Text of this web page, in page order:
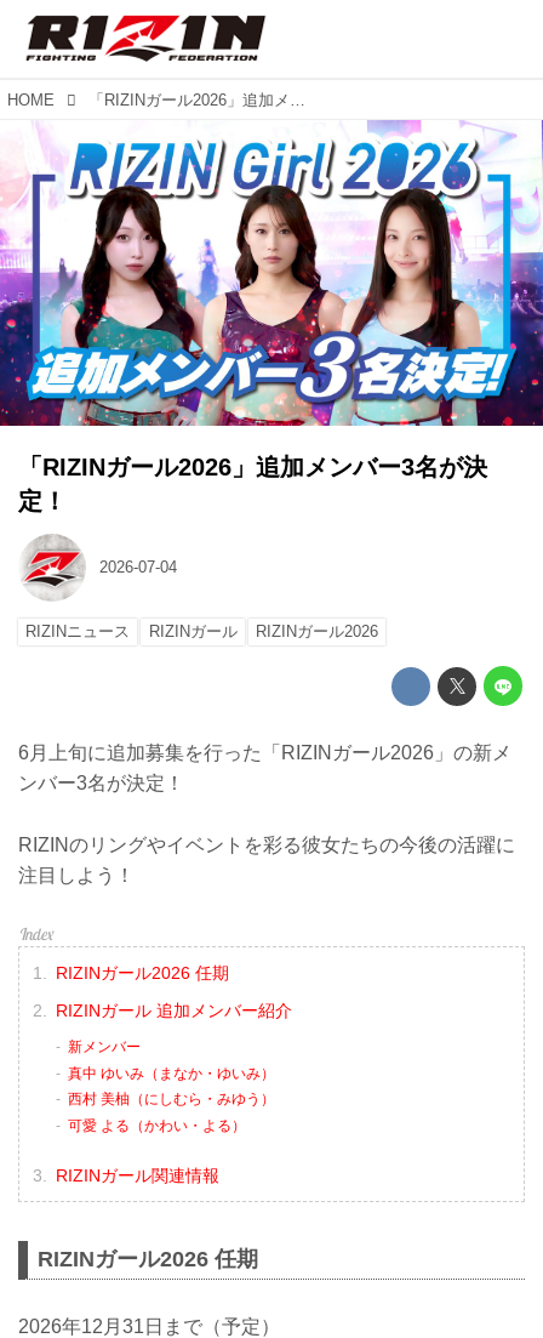
HOME 「RIZINガール2026」追加メンバー3名が決定！
「RIZINガール2026」追加メンバー3名が決
定！
2026-07-04
RIZINニュース RIZINガール RIZINガール2026
6月上旬に追加募集を行った「RIZINガール2026」の新メ
ンバー3名が決定！
RIZINのリングやイベントを彩る彼女たちの今後の活躍に
注目しよう！
RIZINガール2026 任期
RIZINガール 追加メンバー紹介
新メンバー
真中 ゆいみ（まなか・ゆいみ）
西村 美柚（にしむら・みゆう）
可愛 よる（かわい・よる）
RIZINガール関連情報
RIZINガール2026 任期
2026年12月31日まで（予定）